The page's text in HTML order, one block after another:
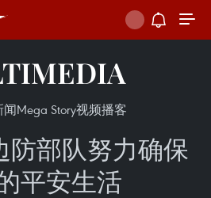
闻Mega Story视频播客
防部队努力确保
平安生活